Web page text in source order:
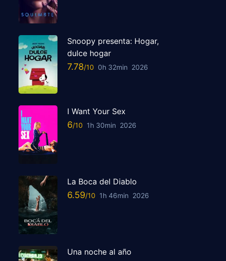
Snoopy presenta: Hogar,
dulce hogar
7.78 0h 32min 2026
I Want Your Sex
6 1h 30min 2026
La Boca del Diablo
6.59 1h 46min 2026
Una noche al año